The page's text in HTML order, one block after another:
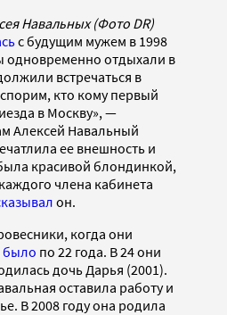
Навальных (Фото DR)
с будущим мужем в 1998
одновременно отдыхали в
встречаться в
кто кому первый
в Москву», —
Алексей Навальный
ее внешность и
красивой блондинкой,
члена кабинета
он.
когда они
было по 22 года. В 24 они
дочь Дарья (2001).
оставила работу и
В 2008 году она родила